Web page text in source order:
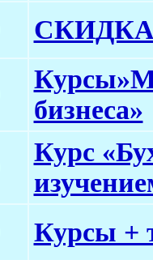
СКИДКА
бизнеса»
Курс
Курсы +